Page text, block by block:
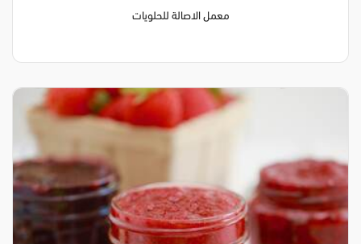
معمل الاصالة للحلويات